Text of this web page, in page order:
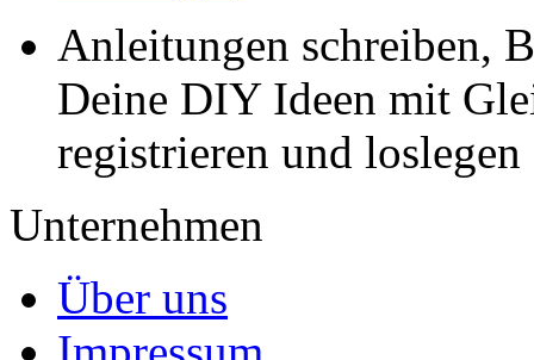
Anleitungen schreiben,
Deine DIY Ideen mit
registrieren und loslegen
Unternehmen
Über uns